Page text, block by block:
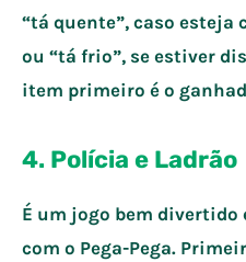
“tá quente”, caso esteja
ou “tá frio”, se estiver
item primeiro é o
4. Polícia e Ladrão
É um jogo bem divertido
com o Pega-Pega.